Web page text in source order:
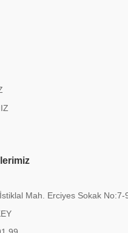
Mah. Erciyes Sokak No:7-